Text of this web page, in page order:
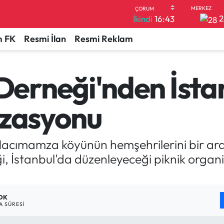
İkindi 16:43
FK Resmi İlan Resmi Reklam
köyünün hemşehrilerini bir
İstanbul'da düzenleyeceği piknik
SÜRESI